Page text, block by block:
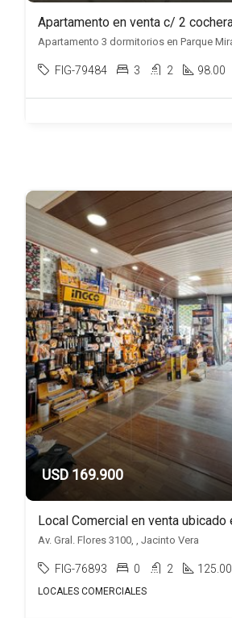
FIG-79484 3 2 98.00
USD 169.900
Av. Gral. Flores 3100, , Jacinto Vera
FIG-76893 0 2 125.00
LOCALES COMERCIALES